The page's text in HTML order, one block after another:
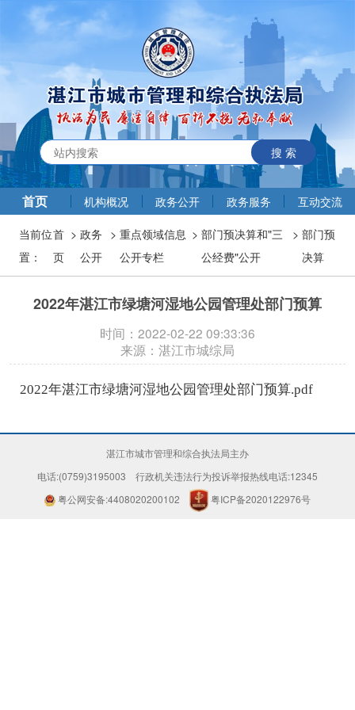
搜 索
首页 机构概况 政务公开 政务服务 互动交流
当前位
置：
首
页
> 政务
公开
>重点领域信息
公开专栏
>部门预决算和"三
公经费"公开
> 部门预
决算
2022年湛江市绿塘河湿地公园管理处部门预算
时间：2022-02-22 09:33:36
来源：湛江市城综局
2022年湛江市绿塘河湿地公园管理处部门预算.pdf
湛江市城市管理和综合执法局主办
电话:(0759)3195003 行政机关违法行为投诉举报热线电话:12345
粤公网安备:4408020200102
粤ICP备2020122976号